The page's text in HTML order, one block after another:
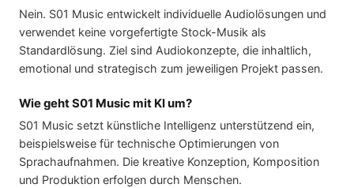
Nein. S01 Music entwickelt individuelle Audiolösungen und
verwendet keine vorgefertigte Stock-Musik als
Standardlösung. Ziel sind Audiokonzepte, die inhaltlich,
emotional und strategisch zum jeweiligen Projekt passen.
Wie geht S01 Music mit KI um?
S01 Music setzt künstliche Intelligenz unterstützend ein,
beispielsweise für technische Optimierungen von
Sprachaufnahmen. Die kreative Konzeption, Komposition
und Produktion erfolgen durch Menschen.